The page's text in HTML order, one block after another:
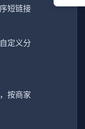
短链接
定义分
按商家